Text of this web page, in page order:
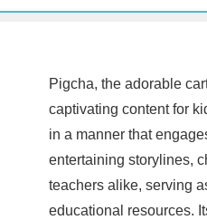
Pigcha, the adorable
captivating content for
in a manner that
entertaining storylines,
teachers alike, serving
educational resources.